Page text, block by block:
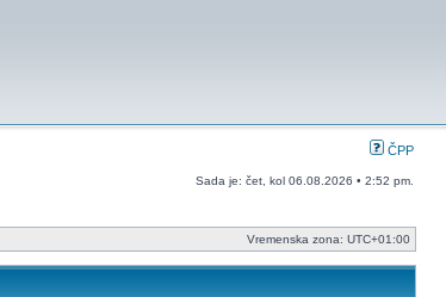
ČPP
Sada je: čet, kol 06.08.2026 • 2:52 pm.
Vremenska zona: UTC+01:00